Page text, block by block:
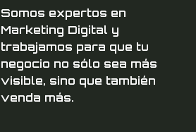
Somos expertos en
Marketing Digital y
trabajamos para que tu
negocio no sólo sea más
visible, sino que también
venda más.